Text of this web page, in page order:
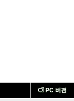
PC 버전